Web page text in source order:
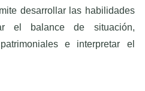
desarrollar las habilidades
el balance de situación,
e interpretar el